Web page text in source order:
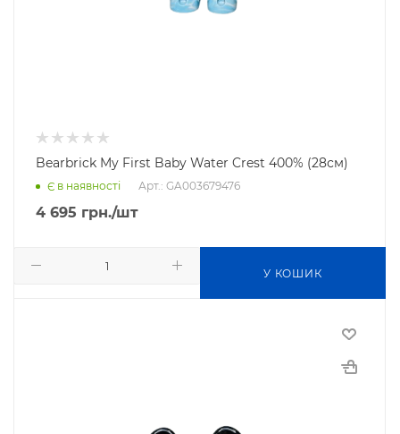
Bearbrick My First Baby Water Crest 400% (28см)
Є в наявності Арт.: GA003679476
4 695 грн./шт
У КОШИК